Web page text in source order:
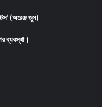
(অরেঞ্জ জুস)
ব্যবস্থা।